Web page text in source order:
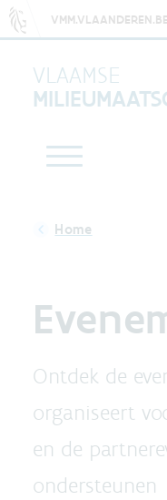
VMM.VLAANDEREN.BE
VLAAMSE
Ontdek de
organiseert
en de
ondersteunen